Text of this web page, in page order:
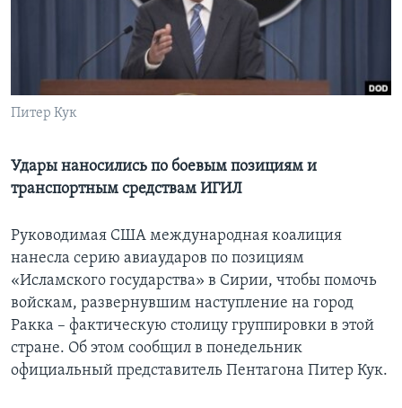
Learning English
СОЦИАЛЬНЫЕ СЕТИ
Языки
Питер Кук
Удары наносились по боевым позициям и
транспортным средствам ИГИЛ
Руководимая США международная коалиция
нанесла серию авиаударов по позициям
«Исламского государства» в Сирии, чтобы помочь
войскам, развернувшим наступление на город
Ракка – фактическую столицу группировки в этой
стране. Об этом сообщил в понедельник
официальный представитель Пентагона Питер Кук.